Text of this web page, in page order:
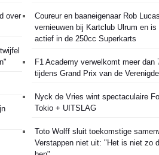
over
Coureur en baaneigenaar Rob
vernieuwen bij Kartclub Ulrum en
actief in de 250cc Superkarts
F1 Academy verwelkomt meer dan
tijdens Grand Prix van de
Nyck de Vries wint spectaculaire
Tokio + UITSLAG
Toto Wolff sluit toekomstige
Verstappen niet uit: "Het is niet zo